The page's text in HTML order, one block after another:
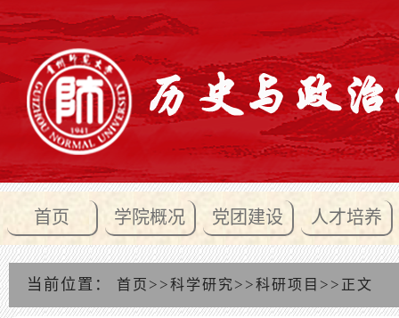
首页 学院概况 党团建设 人才培养
当前位置： 首页 >>科学研究>>科研项目 >> 正文